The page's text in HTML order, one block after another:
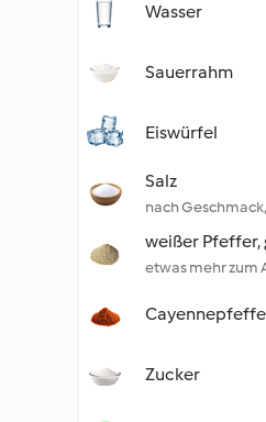
Wasser
Sauerrahm
Eiswürfel
Salz
nach
weißer Pfeffer,
etwas mehr zum
Zucker